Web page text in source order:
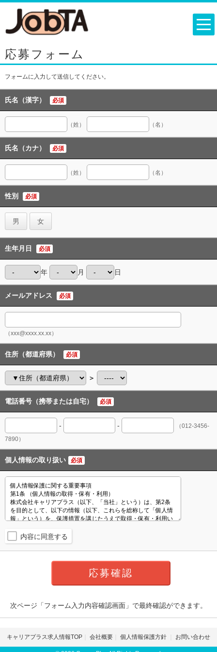
応募フォーム
フォームに入力して送信してください。
氏名（漢字） 必須
（姓） （名）
氏名（カナ） 必須
（姓） （名）
性別 必須
男 女
生年月日 必須
年 月 日
メールアドレス 必須
（xxx@xxxx.xx.xx）
住所（都道府県） 必須
＞
電話番号（携帯または自宅） 必須
- -
（012-3456-
7890）
個人情報の取り扱い 必須
内容に同意する
次ページ「フォーム入力内容確認画面」で最終確認ができます。
キャリアプラス求人情報TOP 会社概要 個人情報保護方針 お問い合わせ